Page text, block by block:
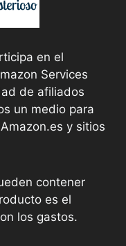
en el
Services
de afiliados
un medio para
y sitios
contener
es el
los gastos.